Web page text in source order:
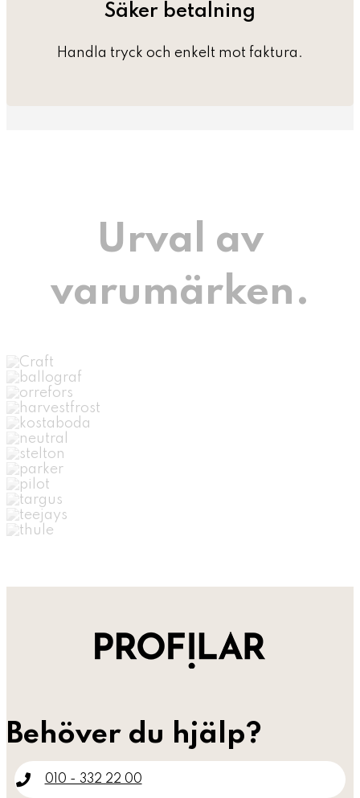
Säker betalning
Handla tryck och enkelt mot faktura.
Urval av
varumärken.
Behöver du hjälp?
010 - 332 22 00